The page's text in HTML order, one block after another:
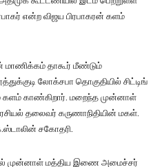
என்ற விஜய பிரபாகரன் களம்
மாணிக்கம் தாகூர் மீண்டும்
லோக்சபா தொகுதியில் சிட்டிங்
களம் காண்கிறார். மறைந்த முன்னாள்
தலைவர் கருணாநிதியின் மகள்.
சகோதரி.
முன்னாள் மத்திய இணை அமைச்சர்